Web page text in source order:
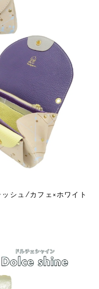
シュ/カフェ×ホワイト